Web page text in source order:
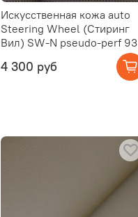
Искусственная кожа auto
Steering Wheel (Стиринг
Вил) SW-N pseudo-perf 93
4 300 руб